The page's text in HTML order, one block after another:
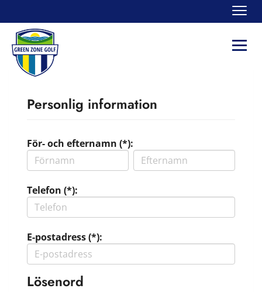
Personlig information
För- och efternamn (*):
Telefon (*):
E-postadress (*):
Lösenord